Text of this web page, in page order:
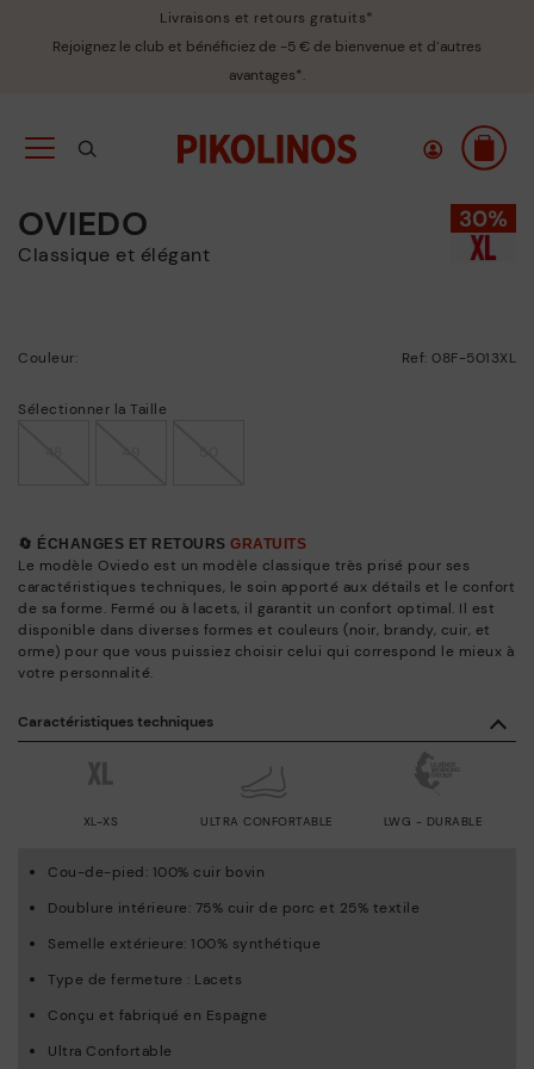
Livraisons et retours gratuits*
Rejoignez le club et bénéficiez de -5 € de bienvenue et d’autres
avantages*.
OVIEDO
Classique et élégant
Couleur: Ref: 08F-5013XL
Sélectionner la Taille
🔄 ÉCHANGES ET RETOURS GRATUITS
Le modèle Oviedo est un modèle classique très prisé pour ses
caractéristiques techniques, le soin apporté aux détails et le confort
de sa forme. Fermé ou à lacets, il garantit un confort optimal. Il est
disponible dans diverses formes et couleurs (noir, brandy, cuir, et
orme) pour que vous puissiez choisir celui qui correspond le mieux à
votre personnalité.
Caractéristiques techniques
ULTRA CONFORTABLE LWG - DURABLE
XL-XS
Cou-de-pied: 100% cuir bovin
Doublure intérieure: 75% cuir de porc et 25% textile
Semelle extérieure: 100% synthétique
Type de fermeture : Lacets
Conçu et fabriqué en Espagne
Ultra Confortable